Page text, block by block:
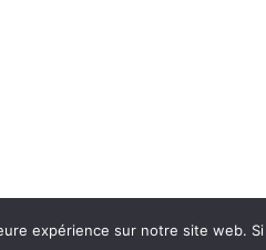
expérience sur notre site web.